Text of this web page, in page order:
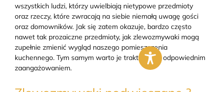
wszystkich ludzi, którzy uwielbiają nietypowe przedmioty
oraz rzeczy, które zwracają na siebie niemałą uwagę gości
oraz domowników. Jak się zatem okazuje, bardzo często
nawet tak prozaiczne przedmioty, jak zlewozmywaki mogą
zupełnie zmienić wygląd naszego pomieszczenia
kuchennego. Tym samym warto je traktować z odpowiednim
zaangażowaniem.